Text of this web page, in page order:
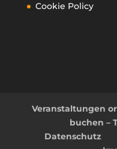
Cookie Policy
Veranstaltungen
buchen –
Datenschutz